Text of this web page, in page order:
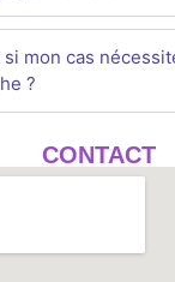
mon cas
?
CONTACT